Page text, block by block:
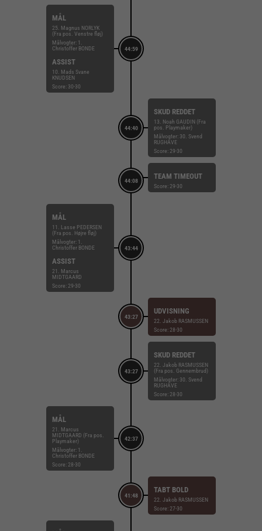
44:59
MÅL
25. Magnus NORLYK
(Fra pos. Venstre fløj)
Målvogter: 1.
Christoffer BONDE
ASSIST
10. Mads Svane
KNUDSEN
Score: 30-30
44:40
SKUD REDDET
13. Noah GAUDIN (Fra
pos. Playmaker)
Målvogter: 30. Svend
RUGHAVE
Score: 29-30
44:08
TEAM TIMEOUT
Score: 29-30
43:44
MÅL
11. Lasse PEDERSEN
(Fra pos. Højre fløj)
Målvogter: 1.
Christoffer BONDE
ASSIST
21. Marcus
MIDTGAARD
Score: 29-30
43:27
UDVISNING
22. Jakob RASMUSSEN
Score: 28-30
43:27
SKUD REDDET
22. Jakob RASMUSSEN
(Fra pos. Gennembrud)
Målvogter: 30. Svend
RUGHAVE
Score: 28-30
42:37
MÅL
21. Marcus
MIDTGAARD (Fra pos.
Playmaker)
Målvogter: 1.
Christoffer BONDE
Score: 28-30
41:48
TABT BOLD
22. Jakob RASMUSSEN
Score: 27-30